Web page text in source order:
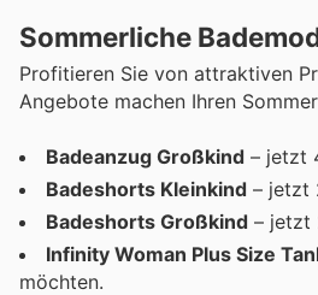
Sommerliche
Profitieren Sie von attraktiven
Angebote machen Ihren
Badeanzug Großkind – jetzt
Badeshorts Kleinkind – jetzt
Badeshorts Großkind – jetzt
Infinity Woman Plus Size
möchten.